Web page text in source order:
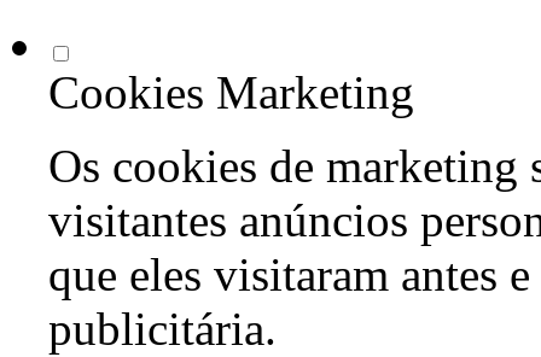
Cookies Marketing
Os cookies de marketing
visitantes anúncios
que eles visitaram antes
publicitária.